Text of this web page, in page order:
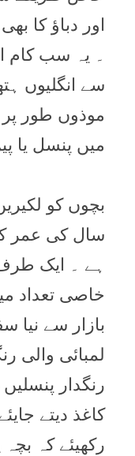
اور دباؤ کا
۔ يہ سب کام
سے انگليوں
موذوں طور پر
ميں پنسل يا
سال کی عمر
ہے ۔ ايک
خاصی تعداد
بازار سے نيا
لمبائی والی
رنگدار
کاغذ ديتے
رکھيئے کہ